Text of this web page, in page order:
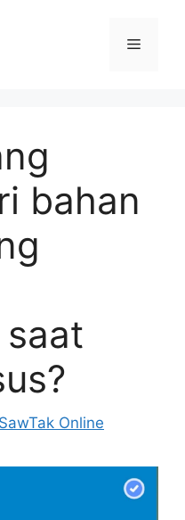
Menu
bahan
SawTak Online